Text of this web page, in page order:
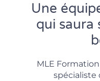
Une
qui saura
MLE
spécialiste